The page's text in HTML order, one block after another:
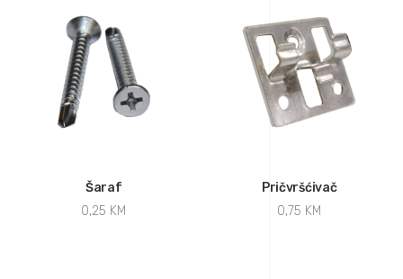
Šaraf
0,25 KM
Pričvršćivač
0,75 KM